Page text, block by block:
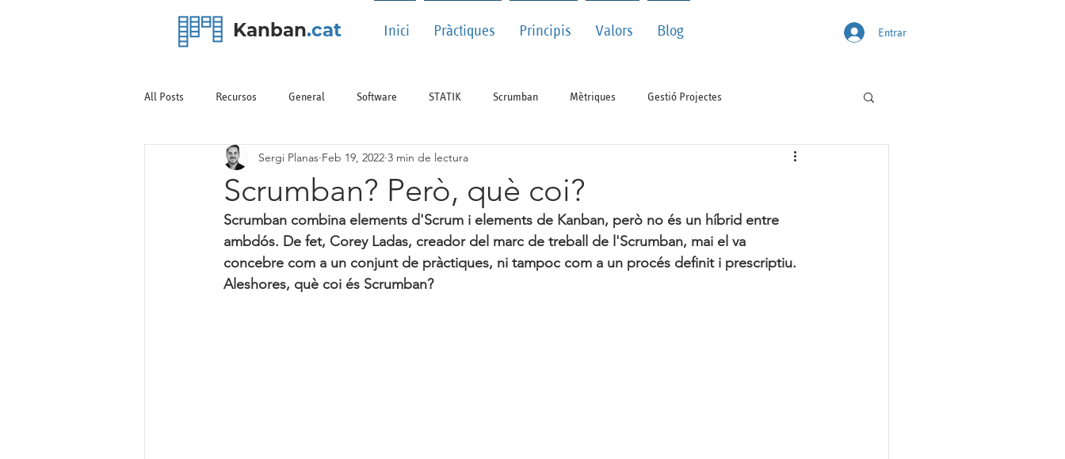
Kanban.cat Inici Pràctiques Principis Valors Blog Entrar
All Posts Recursos General Software STATIK Scrumban Mètriques Gestió Projectes
Scrumban? Però, què coi?
Sergi Planas Feb 19, 2022 3 min de lectura
Scrumban combina elements d'Scrum i elements de Kanban, però no és un híbrid entre
ambdós. De fet, Corey Ladas, creador del marc de treball de l'Scrumban, mai el va
concebre com a un conjunt de pràctiques, ni tampoc com a un procés definit i prescriptiu.
Aleshores, què coi és Scrumban?